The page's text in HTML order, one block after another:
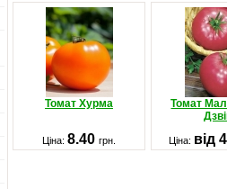
Томат Хурма
Томат
Ціна: 8.40 грн. Ціна: від